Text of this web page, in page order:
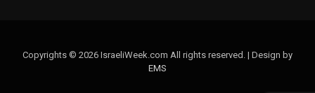
Copyrights © 2026 IsraeliWeek.com All rights reserved. | Design by
EMS